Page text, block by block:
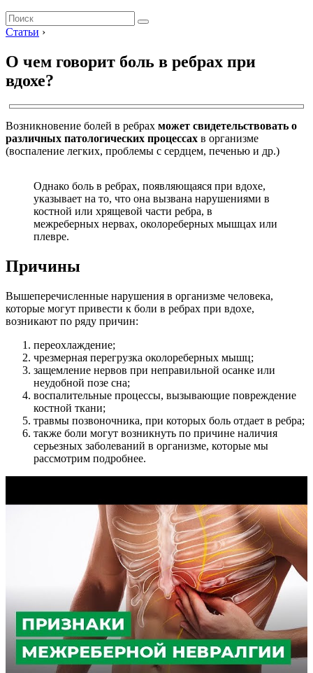
Статьи ›
О чем говорит боль в ребрах при
вдохе?
Возникновение болей в ребрах может свидетельствовать о
различных патологических процессах в организме
(воспаление легких, проблемы с сердцем, печенью и др.)
Однако боль в ребрах, появляющаяся при вдохе,
указывает на то, что она вызвана нарушениями в
костной или хрящевой части ребра, в
межреберных нервах, околореберных мышцах или
плевре.
Причины
Вышеперечисленные нарушения в организме человека,
которые могут привести к боли в ребрах при вдохе,
возникают по ряду причин:
переохлаждение;
чрезмерная перегрузка околореберных мышц;
защемление нервов при неправильной осанке или
неудобной позе сна;
воспалительные процессы, вызывающие повреждение
костной ткани;
травмы позвоночника, при которых боль отдает в ребра;
также боли могут возникнуть по причине наличия
серьезных заболеваний в организме, которые мы
рассмотрим подробнее.